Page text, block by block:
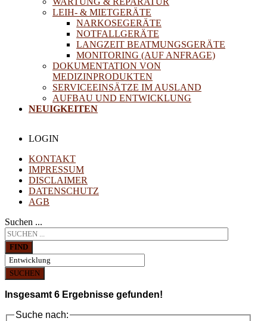
LEIH- & MIETGERÄTE
NARKOSEGERÄTE
NOTFALLGERÄTE
LANGZEIT BEATMUNGSGERÄTE
MONITORING (AUF ANFRAGE)
DOKUMENTATION VON
MEDIZINPRODUKTEN
SERVICEEINSÄTZE IM AUSLAND
AUFBAU UND ENTWICKLUNG
NEUIGKEITEN
LOGIN
KONTAKT
IMPRESSUM
DISCLAIMER
DATENSCHUTZ
AGB
Suchen ...
FIND
SUCHEN
Insgesamt 6 Ergebnisse gefunden!
Suche nach: